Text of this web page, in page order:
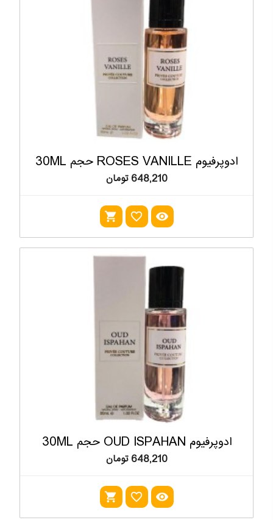
ادوپرفیوم ROSES VANILLE حجم 30ML
648,210 تومان
visibility
favorite_outline
shopping_cart
ادوپرفیوم OUD ISPAHAN حجم 30ML
648,210 تومان
visibility
favorite_outline
shopping_cart